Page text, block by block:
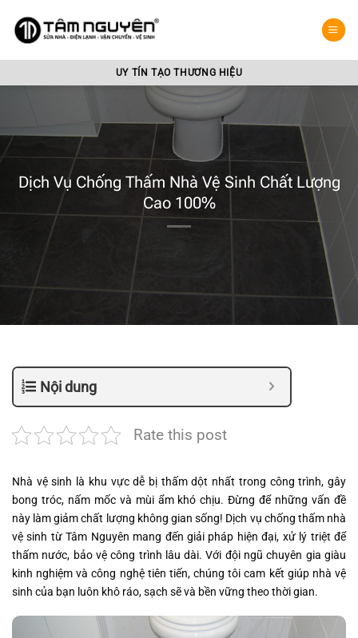
qua
dung
UY TÍN TẠO THƯƠNG HIỆU
Dịch Vụ Chống Thấm Nhà Vệ Sinh Chất Lượng
Cao 100%
Nội dung
Rate this post
Nhà vệ sinh là khu vực dễ bị thấm dột nhất trong công trình, gây
bong tróc, nấm mốc và mùi ẩm khó chịu. Đừng để những vấn đề
này làm giảm chất lượng không gian sống! Dịch vụ chống thấm nhà
vệ sinh từ Tâm Nguyên mang đến giải pháp hiện đại, xử lý triệt để
thấm nước, bảo vệ công trình lâu dài. Với đội ngũ chuyên gia giàu
kinh nghiệm và công nghệ tiên tiến, chúng tôi cam kết giúp nhà vệ
sinh của bạn luôn khô ráo, sạch sẽ và bền vững theo thời gian.